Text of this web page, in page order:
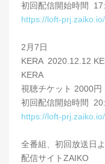
初回配信開始時間
https://loft-
2月7日
KERA 2020.12.12
KERA
視聴チケット 2000円
初回配信開始時間
https://loft-
全番組、初回放送日
配信サイトZAIKO